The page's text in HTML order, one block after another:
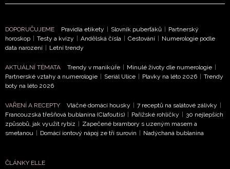
DOPORUČUJEME Pravidla etikety Slovník puberťáků
Partnerský
horoskop
Testy a kvízy Andělská čísla Cestování
Numerologie podle
data narození
Letní trendy
AKTUÁLNÍ TÉMATA Trendy v manikúře Minulé životy dle numerologie
Partnerské vztahy a numerologie
Seriál Ulice Plavky na léto 2026
Trendy
boty na léto 2026
VAŘENÍ A RECEPTY Vláčné domácí housky 7 receptů na salátové zálivky
Francouzská třešňová bublanina (Clafoutis)
Pařížské rohlíčky
30 nejlepších
způsobů, jak využít rybíz
Zapečené brambory s uzeným masem a
smetanou
Domácí iontový nápoj ze tří surovin Nadýchaná bublanina
ČLÁNKY ELLE